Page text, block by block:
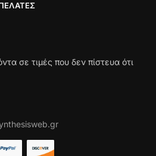
σε τιμές που δεν πίστευα ότι